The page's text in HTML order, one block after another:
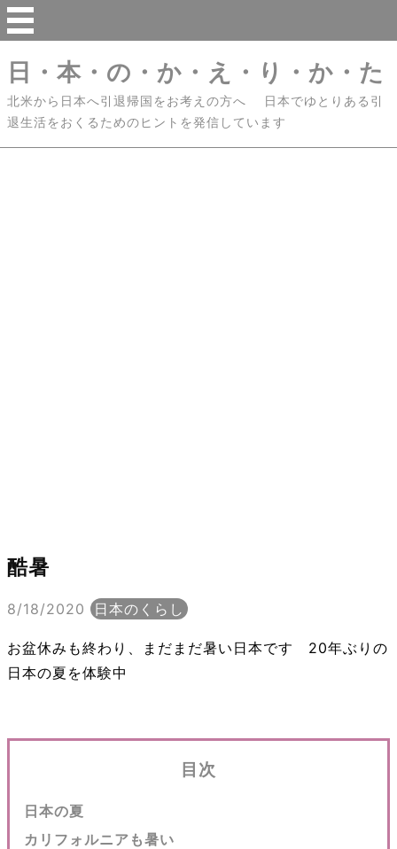
日・本・の・か・え・り・か・た
北米から日本へ引退帰国をお考えの方へ 日本でゆとりある引
退生活をおくるためのヒントを発信しています
酷暑
8/18/2020 日本のくらし
お盆休みも終わり、まだまだ暑い日本です 20年ぶりの
日本の夏を体験中
目次
日本の夏
カリフォルニアも暑い